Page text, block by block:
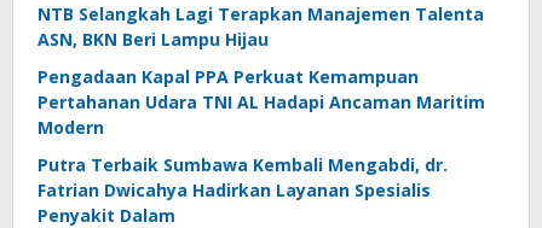
NTB Selangkah Lagi Terapkan Manajemen Talenta
ASN, BKN Beri Lampu Hijau
Pengadaan Kapal PPA Perkuat Kemampuan
Pertahanan Udara TNI AL Hadapi Ancaman Maritim
Modern
Putra Terbaik Sumbawa Kembali Mengabdi, dr.
Fatrian Dwicahya Hadirkan Layanan Spesialis
Penyakit Dalam